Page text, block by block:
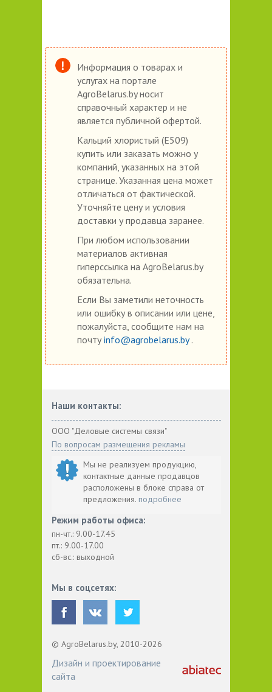
Информация о товарах и
услугах на портале
AgroBelarus.by носит
справочный характер и не
является публичной офертой.
Кальций хлористый (Е509)
купить или заказать можно у
компаний, указанных на этой
странице. Указанная цена может
отличаться от фактической.
Уточняйте цену и условия
доставки у продавца заранее.
При любом использовании
материалов активная
гиперссылка на AgroBelarus.by
обязательна.
Если Вы заметили неточность
или ошибку в описании или цене,
пожалуйста, сообщите нам на
почту info@agrobelarus.by.
Наши контакты:
ООО "Деловые системы связи"
По вопросам размещения рекламы
Мы не реализуем продукцию,
контактные данные продавцов
расположены в блоке справа от
предложения. подробнее
Режим работы офиса:
пн-чт.: 9.00-17.45
пт.: 9.00-17.00
сб-вс.: выходной
Мы в соцсетях:
© AgroBelarus.by, 2010-2026
Дизайн и проектирование
сайта